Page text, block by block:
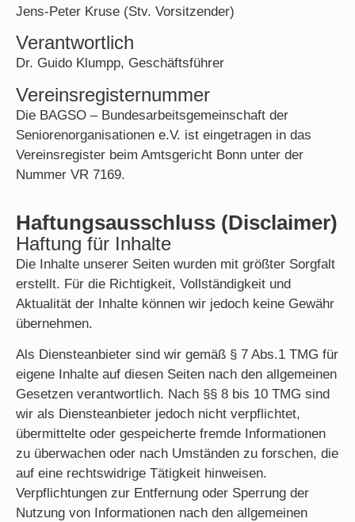
Jens-Peter Kruse (Stv. Vorsitzender)
Verantwortlich
Dr. Guido Klumpp, Geschäftsführer
Vereinsregisternummer
Die BAGSO – Bundesarbeitsgemeinschaft der
Seniorenorganisationen e.V. ist eingetragen in das
Vereinsregister beim Amtsgericht Bonn unter der
Nummer VR 7169.
Haftungsausschluss (Disclaimer)
Haftung für Inhalte
Die Inhalte unserer Seiten wurden mit größter Sorgfalt
erstellt. Für die Richtigkeit, Vollständigkeit und
Aktualität der Inhalte können wir jedoch keine Gewähr
übernehmen.
Als Diensteanbieter sind wir gemäß § 7 Abs.1 TMG für
eigene Inhalte auf diesen Seiten nach den allgemeinen
Gesetzen verantwortlich. Nach §§ 8 bis 10 TMG sind
wir als Diensteanbieter jedoch nicht verpflichtet,
übermittelte oder gespeicherte fremde Informationen
zu überwachen oder nach Umständen zu forschen, die
auf eine rechtswidrige Tätigkeit hinweisen.
Verpflichtungen zur Entfernung oder Sperrung der
Nutzung von Informationen nach den allgemeinen